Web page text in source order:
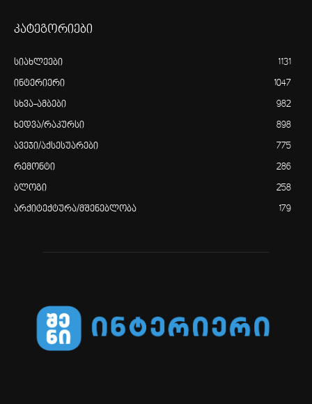
კატეგორიები
სიახლეები 1131
ინტერიერი 1047
სხვა-ამბები 982
ხედვა/რაკურსი 898
ავეჯი/აქსესუარები 775
რემონტი 286
ბლოგი 258
არქიტექტურა/მშენებლობა 179